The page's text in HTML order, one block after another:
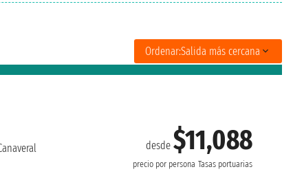
Ordenar:Salida más cercana
desde$11,088
precio por persona Tasas portuarias